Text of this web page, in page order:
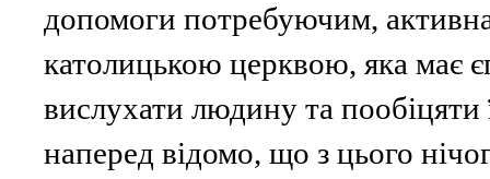
допомоги потребуючим,
католицькою церквою, яка має
вислухати людину та
наперед відомо, що з цього